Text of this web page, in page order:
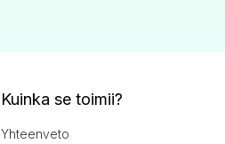
Kuinka se toimii?
Yhteenveto